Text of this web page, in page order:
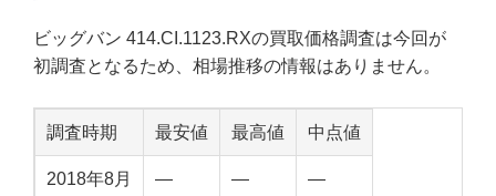
ビッグバン 414.CI.1123.RXの買取価格調査は今回が
初調査となるため、相場推移の情報はありません。
調査時期 最安値 最高値 中点値
2018年8月 — — —